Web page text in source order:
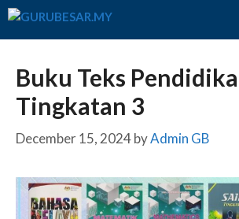
Skip
Buku Teks
Tingkatan 3
December 15, 2024byAdmin GB